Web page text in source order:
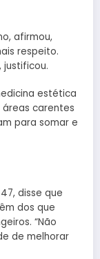
afirmou,
respeito.
justificou.
estética
áreas carentes
para somar e
disse que
dos que
“Não
de melhorar